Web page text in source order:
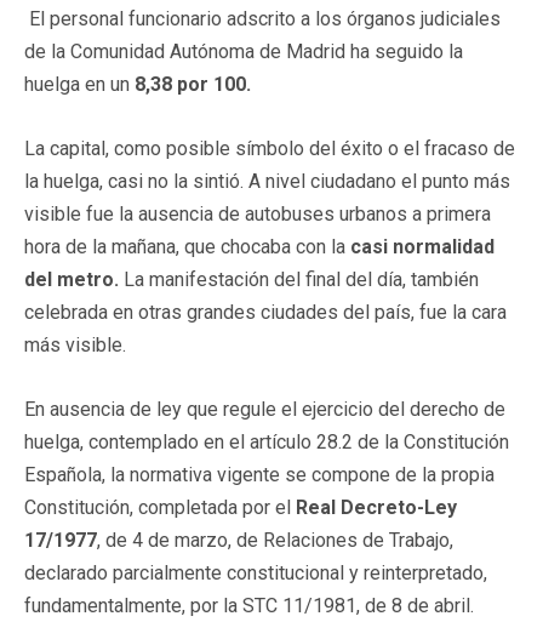
El personal funcionario adscrito a los órganos judiciales
de la Comunidad Autónoma de Madrid ha seguido la
huelga en un 8,38 por 100.
La capital, como posible símbolo del éxito o el fracaso de
la huelga, casi no la sintió. A nivel ciudadano el punto más
visible fue la ausencia de autobuses urbanos a primera
hora de la mañana, que chocaba con la casi normalidad
del metro. La manifestación del final del día, también
celebrada en otras grandes ciudades del país, fue la cara
más visible.
En ausencia de ley que regule el ejercicio del derecho de
huelga, contemplado en el artículo 28.2 de la Constitución
Española, la normativa vigente se compone de la propia
Constitución, completada por el Real Decreto-Ley
17/1977, de 4 de marzo, de Relaciones de Trabajo,
declarado parcialmente constitucional y reinterpretado,
fundamentalmente, por la STC 11/1981, de 8 de abril.